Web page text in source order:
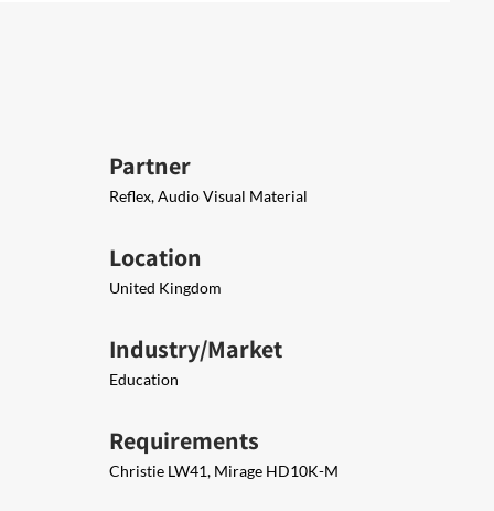
Partner
Reflex, Audio Visual Material
Location
United Kingdom
Industry/Market
Education
Requirements
Christie LW41, Mirage HD10K-M